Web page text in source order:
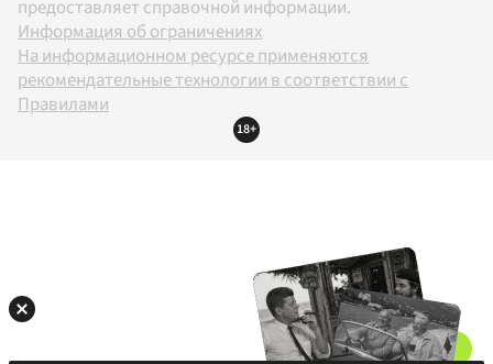
предоставляет справочной информации.
Информация об ограничениях
На информационном ресурсе применяются
рекомендательные технологии в соответствии с
Правилами
18+